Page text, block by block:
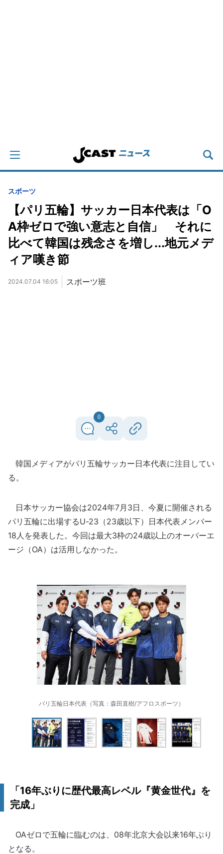
スポーツ
【パリ五輪】サッカー日本代表は「O
A枠ゼロで強い意志と自信」 それに
比べて韓国は残念さを増し...地元メデ
ィア嘆き節
2024.07.04 16:05 スポーツ班
0
韓国メディアがパリ五輪サッカー日本代表に注目してい
る。
日本サッカー協会は2024年7月3日、今夏に開催される
パリ五輪に出場するU-23（23歳以下）日本代表メンバー
18人を発表した。今回は最大3枠の24歳以上のオーバーエ
ージ（OA）は活用しなかった。
パリ五輪日本代表（写真：森田直樹/アフロスポーツ）
「16年ぶりに歴代最高レベル『黄金世代』を
完成」
OAゼロで五輪に臨むのは、08年北京大会以来16年ぶり
となる。